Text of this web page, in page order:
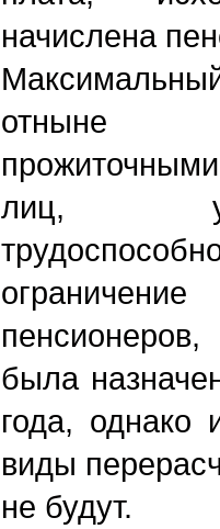
начислена
отныне
лиц, у
была
года, однако
виды
не будут.